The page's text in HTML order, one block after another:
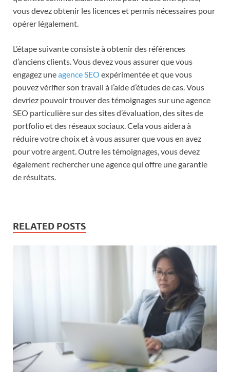
vous devez obtenir les licences et permis nécessaires pour
opérer légalement.
L’étape suivante consiste à obtenir des références
d’anciens clients. Vous devez vous assurer que vous
engagez uneagence SEO expérimentée et que vous
pouvez vérifier son travail à l’aide d’études de cas. Vous
devriez pouvoir trouver des témoignages sur une agence
SEO particulière sur des sites d’évaluation, des sites de
portfolio et des réseaux sociaux. Cela vous aidera à
réduire votre choix et à vous assurer que vous en avez
pour votre argent. Outre les témoignages, vous devez
également rechercher une agence qui offre une garantie
de résultats.
RELATED POSTS